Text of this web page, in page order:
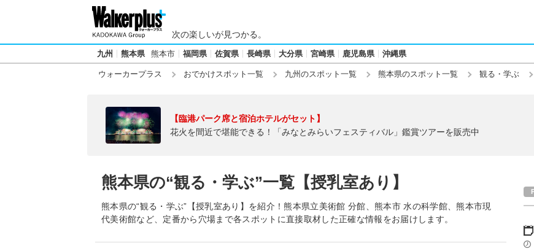
次の楽しいが見つかる。
九州 熊本県 熊本市 福岡県 佐賀県 長崎県 大分県 宮崎県 鹿児島県 沖縄県
ウォーカープラス おでかけスポット一覧 九州のスポット一覧 熊本県のスポット一覧 観る・学ぶ
【臨港パーク席と宿泊ホテルがセット】
花火を間近で堪能できる！「みなとみらいフェスティバル」鑑賞ツアーを販売中
熊本県の“観る・学ぶ”一覧【授乳室あり】
熊本県の“観る・学ぶ”【授乳室あり】を紹介！熊本県立美術館 分館、熊本市 水の科学館、熊本市現
代美術館など、定番から穴場まで各スポットに直接取材した正確な情報をお届けします。